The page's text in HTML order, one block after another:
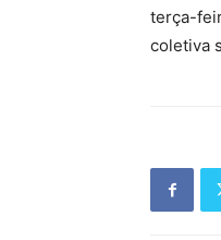
terça-
coletiva